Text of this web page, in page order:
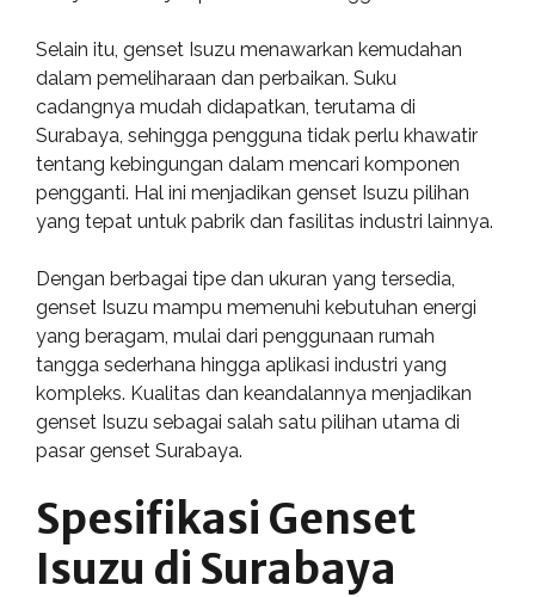
Selain itu, genset Isuzu menawarkan kemudahan
dalam pemeliharaan dan perbaikan. Suku
cadangnya mudah didapatkan, terutama di
Surabaya, sehingga pengguna tidak perlu khawatir
tentang kebingungan dalam mencari komponen
pengganti. Hal ini menjadikan genset Isuzu pilihan
yang tepat untuk pabrik dan fasilitas industri lainnya.
Dengan berbagai tipe dan ukuran yang tersedia,
genset Isuzu mampu memenuhi kebutuhan energi
yang beragam, mulai dari penggunaan rumah
tangga sederhana hingga aplikasi industri yang
kompleks. Kualitas dan keandalannya menjadikan
genset Isuzu sebagai salah satu pilihan utama di
pasar genset Surabaya.
Spesifikasi Genset
Isuzu di Surabaya